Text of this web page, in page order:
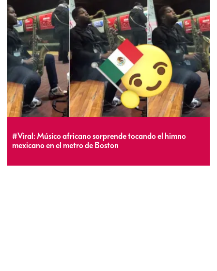
#Viral: Músico africano sorprende tocando el himno
mexicano en el metro de Boston